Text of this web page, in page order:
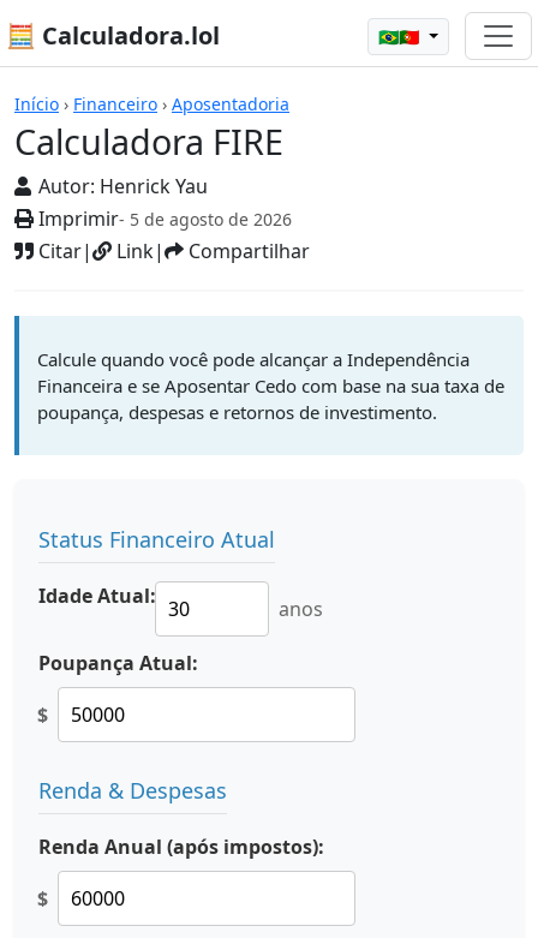
🧮 Calculadora.lol 🇧🇷🇵🇹
Início › Financeiro › Aposentadoria
Calculadora FIRE
Autor: Henrick Yau
Imprimir- 5 de agosto de 2026
Citar| Link| Compartilhar
Calculadoras
Calcule quando você pode alcançar a Independência
Financeira e se Aposentar Cedo com base na sua taxa de
poupança, despesas e retornos de investimento.
Status Financeiro Atual
Idade Atual: anos
Poupança Atual:
$
Renda & Despesas
Renda Anual (após impostos):
$